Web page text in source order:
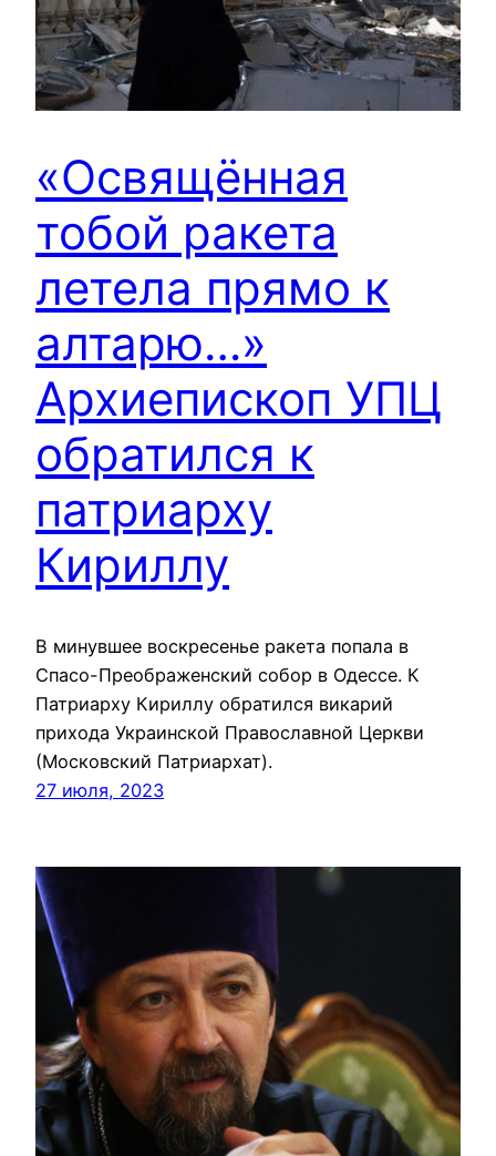
«Освящённая
тобой ракета
летела прямо к
алтарю…»
Архиепископ УПЦ
обратился к
патриарху
Кириллу
В минувшее воскресенье ракета попала в
Спасо-Преображенский собор в Одессе. К
Патриарху Кириллу обратился викарий
прихода Украинской Православной Церкви
(Московский Патриархат).
27 июля, 2023